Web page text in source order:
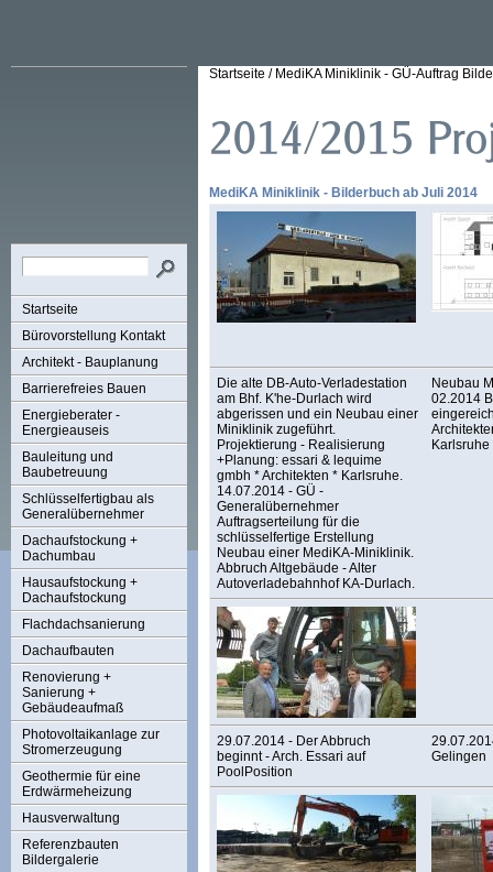
Startseite
Bürovorstellung Kontakt
Architekt - Bauplanung
Barrierefreies Bauen
Energieberater -
Energieauseis
Bauleitung und
Baubetreuung
Schlüsselfertigbau als
Generalübernehmer
Dachaufstockung +
Dachumbau
Hausaufstockung +
Dachaufstockung
Flachdachsanierung
Dachaufbauten
Renovierung +
Sanierung +
Gebäudeaufmaß
Photovoltaikanlage zur
Stromerzeugung
Geothermie für eine
Erdwärmeheizung
Hausverwaltung
Referenzbauten
Bildergalerie
Startseite / MediKA Miniklinik - GÜ-Auftrag
MediKA Miniklinik - Bilderbuch ab Juli 2014
Die alte DB-Auto-Verladestation
am Bhf. K'he-Durlach wird
abgerissen und ein Neubau einer
Miniklinik zugeführt.
Projektierung - Realisierung
+Planung: essari & lequime
gmbh * Architekten * Karlsruhe.
14.07.2014 - GÜ -
Generalübernehmer
Auftragserteilung für die
schlüsselfertige Erstellung
Neubau einer MediKA-Miniklinik.
Abbruch Altgebäude - Alter
Autoverladebahnhof KA-Durlach.
Neubau
02.2014
Karlsruhe
29.07.2014 - Der Abbruch
beginnt - Arch. Essari auf
PoolPosition
Gelingen